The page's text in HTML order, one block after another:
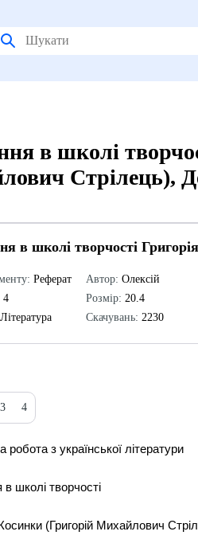
в школі
Стрілець),
в школі творчості
Реферат
4
Література
Автор: Олексій
Розмір: 20.4
Скачувань: 2230
3 4
робота з української літератури
в школі творчості
Косинки (Григорій Михайлович